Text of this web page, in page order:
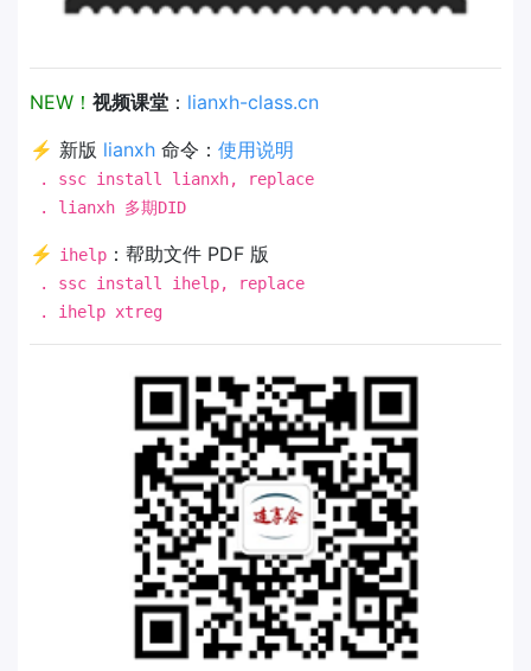
NEW！ 视频课堂 ： lianxh-class.cn
⚡ 新版 lianxh 命令： 使用说明
. ssc install lianxh, replace
. lianxh 多期DID
⚡ ihelp ：帮助文件 PDF 版
. ssc install ihelp, replace
. ihelp xtreg